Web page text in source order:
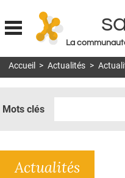
Jump
La
MON COMPTE
DOSSIERS
Accueil > Actualités >
Mots clés
Actualités